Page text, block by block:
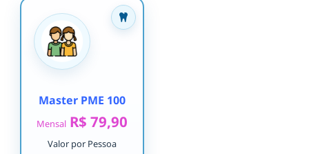
Master PME 100
Mensal R$ 79,90
Valor por Pessoa